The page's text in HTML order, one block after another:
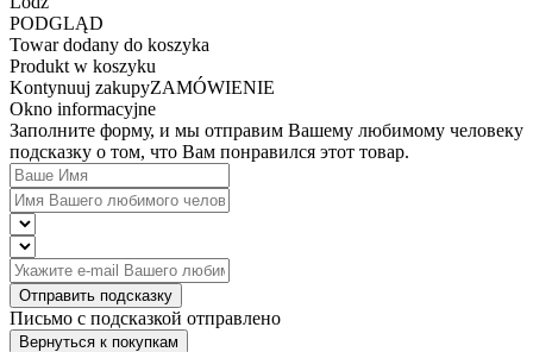
PODGLĄD
Towar dodany do koszyka
Produkt w koszyku
Kontynuuj zakupyZAMÓWIENIE
Okno informacyjne
Заполните форму, и мы отправим Вашему любимому человеку
подсказку о том, что Вам понравился этот товар.
Отправить подсказку
Письмо с подсказкой отправлено
Вернуться к покупкам